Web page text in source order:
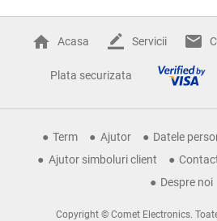
Acasa Servicii
Plata securizata
Term Ajutor
Datele
Ajutor simboluri client
Despre noi
Copyright © Comet Electronics.